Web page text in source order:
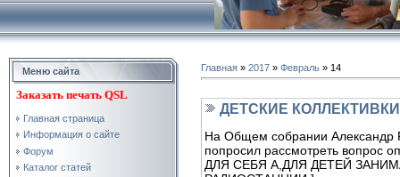
Меню сайта
Заказать печать QSL
Главная страница
Информация о сайте
Форум
Каталог статей
Главная » 2017 » Февраль » 14
ДЕТСКИЕ
На Общем собрании Александр
попросил рассмотреть вопрос
ДЛЯ СЕБЯ А,ДЛЯ ДЕТЕЙ